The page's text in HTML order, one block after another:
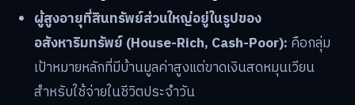
ผู้สูงอายุที่สินทรัพย์ส่วนใหญ่อยู่ในรูปของ
อสังหาริมทรัพย์ (House-Rich, Cash-Poor): คือกลุ่ม
เป้าหมายหลักที่มีบ้านมูลค่าสูงแต่ขาดเงินสดหมุนเวียน
สำหรับใช้จ่ายในชีวิตประจำวัน